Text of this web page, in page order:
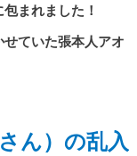
まれました！
ていた張本人アオ
ん）の乱入